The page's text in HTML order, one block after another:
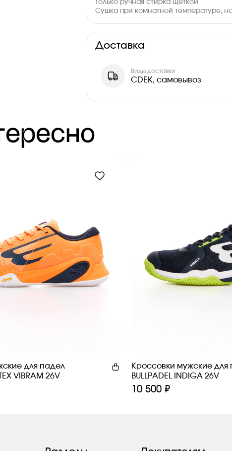
Только ручная стирка щеткой
Сушка при комнатной температуре,
Доставка
Виды доставки
CDEK, самовывоз
для падел
VIBRAM 26V
Кроссовки мужские для
BULLPADEL INDIGA 26V
10 500 ₽